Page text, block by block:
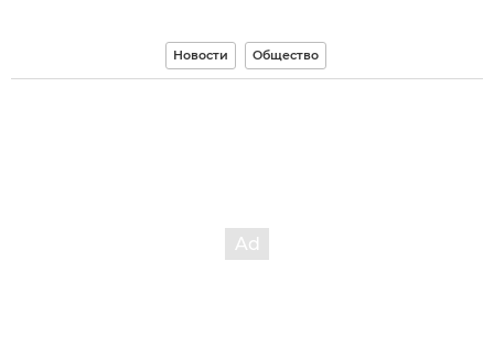
Новости Общество